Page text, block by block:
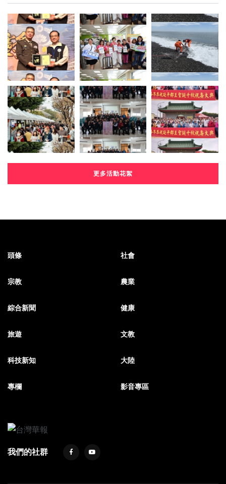
更多活動花絮
頭條 社會
宗教 農業
綜合新聞 健康
旅遊 文教
科技新知 大陸
專欄 影音專區
我們的社群